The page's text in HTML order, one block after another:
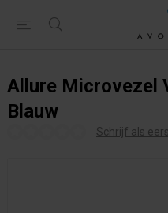
Allure Microvezel
Blauw
Schrijf als